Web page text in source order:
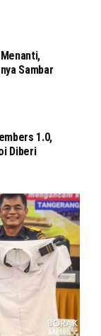
Sambar
1.0,
Diberi